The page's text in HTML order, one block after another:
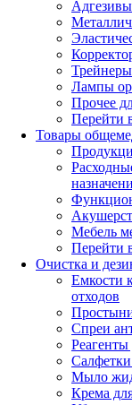
Адгезивы
Лампы
Прочее
Перейти
Товары
Мебель
Перейти
Очистка и
Емкости
отходов
Спреи
Реагенты
Мыло
Крема